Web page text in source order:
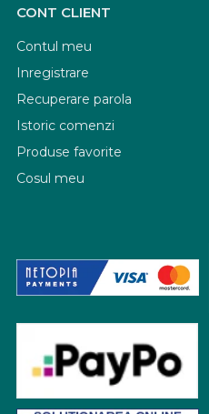
CONT CLIENT
Contul meu
Inregistrare
Recuperare parola
Istoric comenzi
Produse favorite
Cosul meu